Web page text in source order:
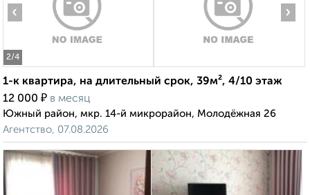
2/4
‹ ›
1-к квартира, на длительный срок, 39м², 4/10 этаж
12 000 ₽ в месяц
Южный район, мкр. 14-й микрорайон, Молодёжная 26
Агентство, 07.08.2026